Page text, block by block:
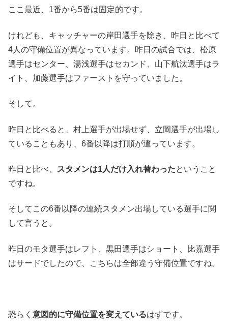
ここ最近、1番から5番は固定的です。
けれども、キャッチャーの岸田選手を除き、昨日と比べて
4人の守備位置が異なっています。昨日の試合では、松原
選手はセンター、湯浅選手はセカンド、山下航汰選手はラ
イト、加藤選手はファーストを守っていました。
そして。
昨日と比べると、村上選手が出場せず、立岡選手が出場し
ていることもあり、6番以降は打順が違っています。
昨日と比べ、 スタメンは1人だけ入れ替わったということ
ですね。
そしてこの6番以降の連続スタメン出場している選手に関
して言うと。
昨日のモタ選手はレフト、黒田選手はショート、比嘉選手
はサードでしたので、こちらは全部違う守備位置ですね。
恐らく 意図的に守備位置を変えているはずです。